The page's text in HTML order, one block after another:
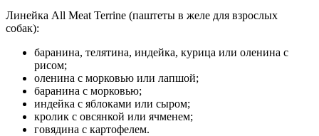
Линейка All Meat Terrine (паштеты в желе для взрослых
собак):
баранина, телятина, индейка, курица или оленина с
рисом;
оленина с морковью или лапшой;
баранина с морковью;
индейка с яблоками или сыром;
кролик с овсянкой или ячменем;
говядина с картофелем.